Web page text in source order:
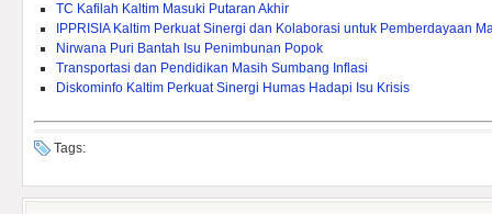
TC Kafilah Kaltim Masuki Putaran Akhir
IPPRISIA Kaltim Perkuat Sinergi dan Kolaborasi untuk Pemberdayaan
Nirwana Puri Bantah Isu Penimbunan Popok
Transportasi dan Pendidikan Masih Sumbang Inflasi
Diskominfo Kaltim Perkuat Sinergi Humas Hadapi Isu Krisis
Tags: